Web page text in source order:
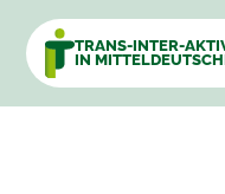
TRANS-INTER-
IN